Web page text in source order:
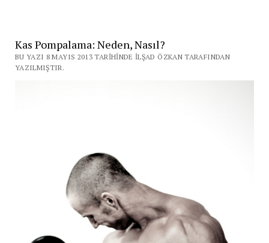
Kas Pompalama: Neden, Nasıl?
BU YAZI 8 MAYIS 2013 TARIHINDE İLŞAD ÖZKAN TARAFINDAN
YAZILMIŞTIR.